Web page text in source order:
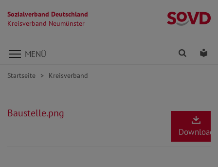
Sozialverband Deutschland
Kreisverband Neumünster
Direkt zu den Inhalten springen
MENÜ Finden
Startseite Kreisverband
Baustelle.png
Download